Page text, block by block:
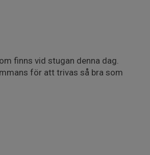
finns vid stugan denna dag.
för att trivas så bra som